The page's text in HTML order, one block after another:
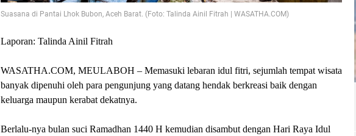
Suasana di Pantai Lhok Bubon, Aceh Barat. (Foto: Talinda Ainil Fitrah | WASATHA.COM)
Laporan: Talinda Ainil Fitrah
WASATHA.COM, MEULABOH – Memasuki lebaran idul fitri, sejumlah tempat wisata
banyak dipenuhi oleh para pengunjung yang datang hendak berkreasi baik dengan
keluarga maupun kerabat dekatnya.
Berlalu-nya bulan suci Ramadhan 1440 H kemudian disambut dengan Hari Raya Idul